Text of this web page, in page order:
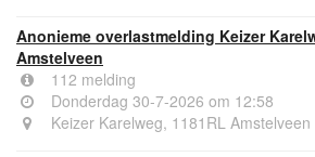
Anonieme overlastmelding Keizer
Amstelveen
112 melding
Donderdag 30-7-2026 om 12:58
Keizer Karelweg, 1181RL Amstelveen